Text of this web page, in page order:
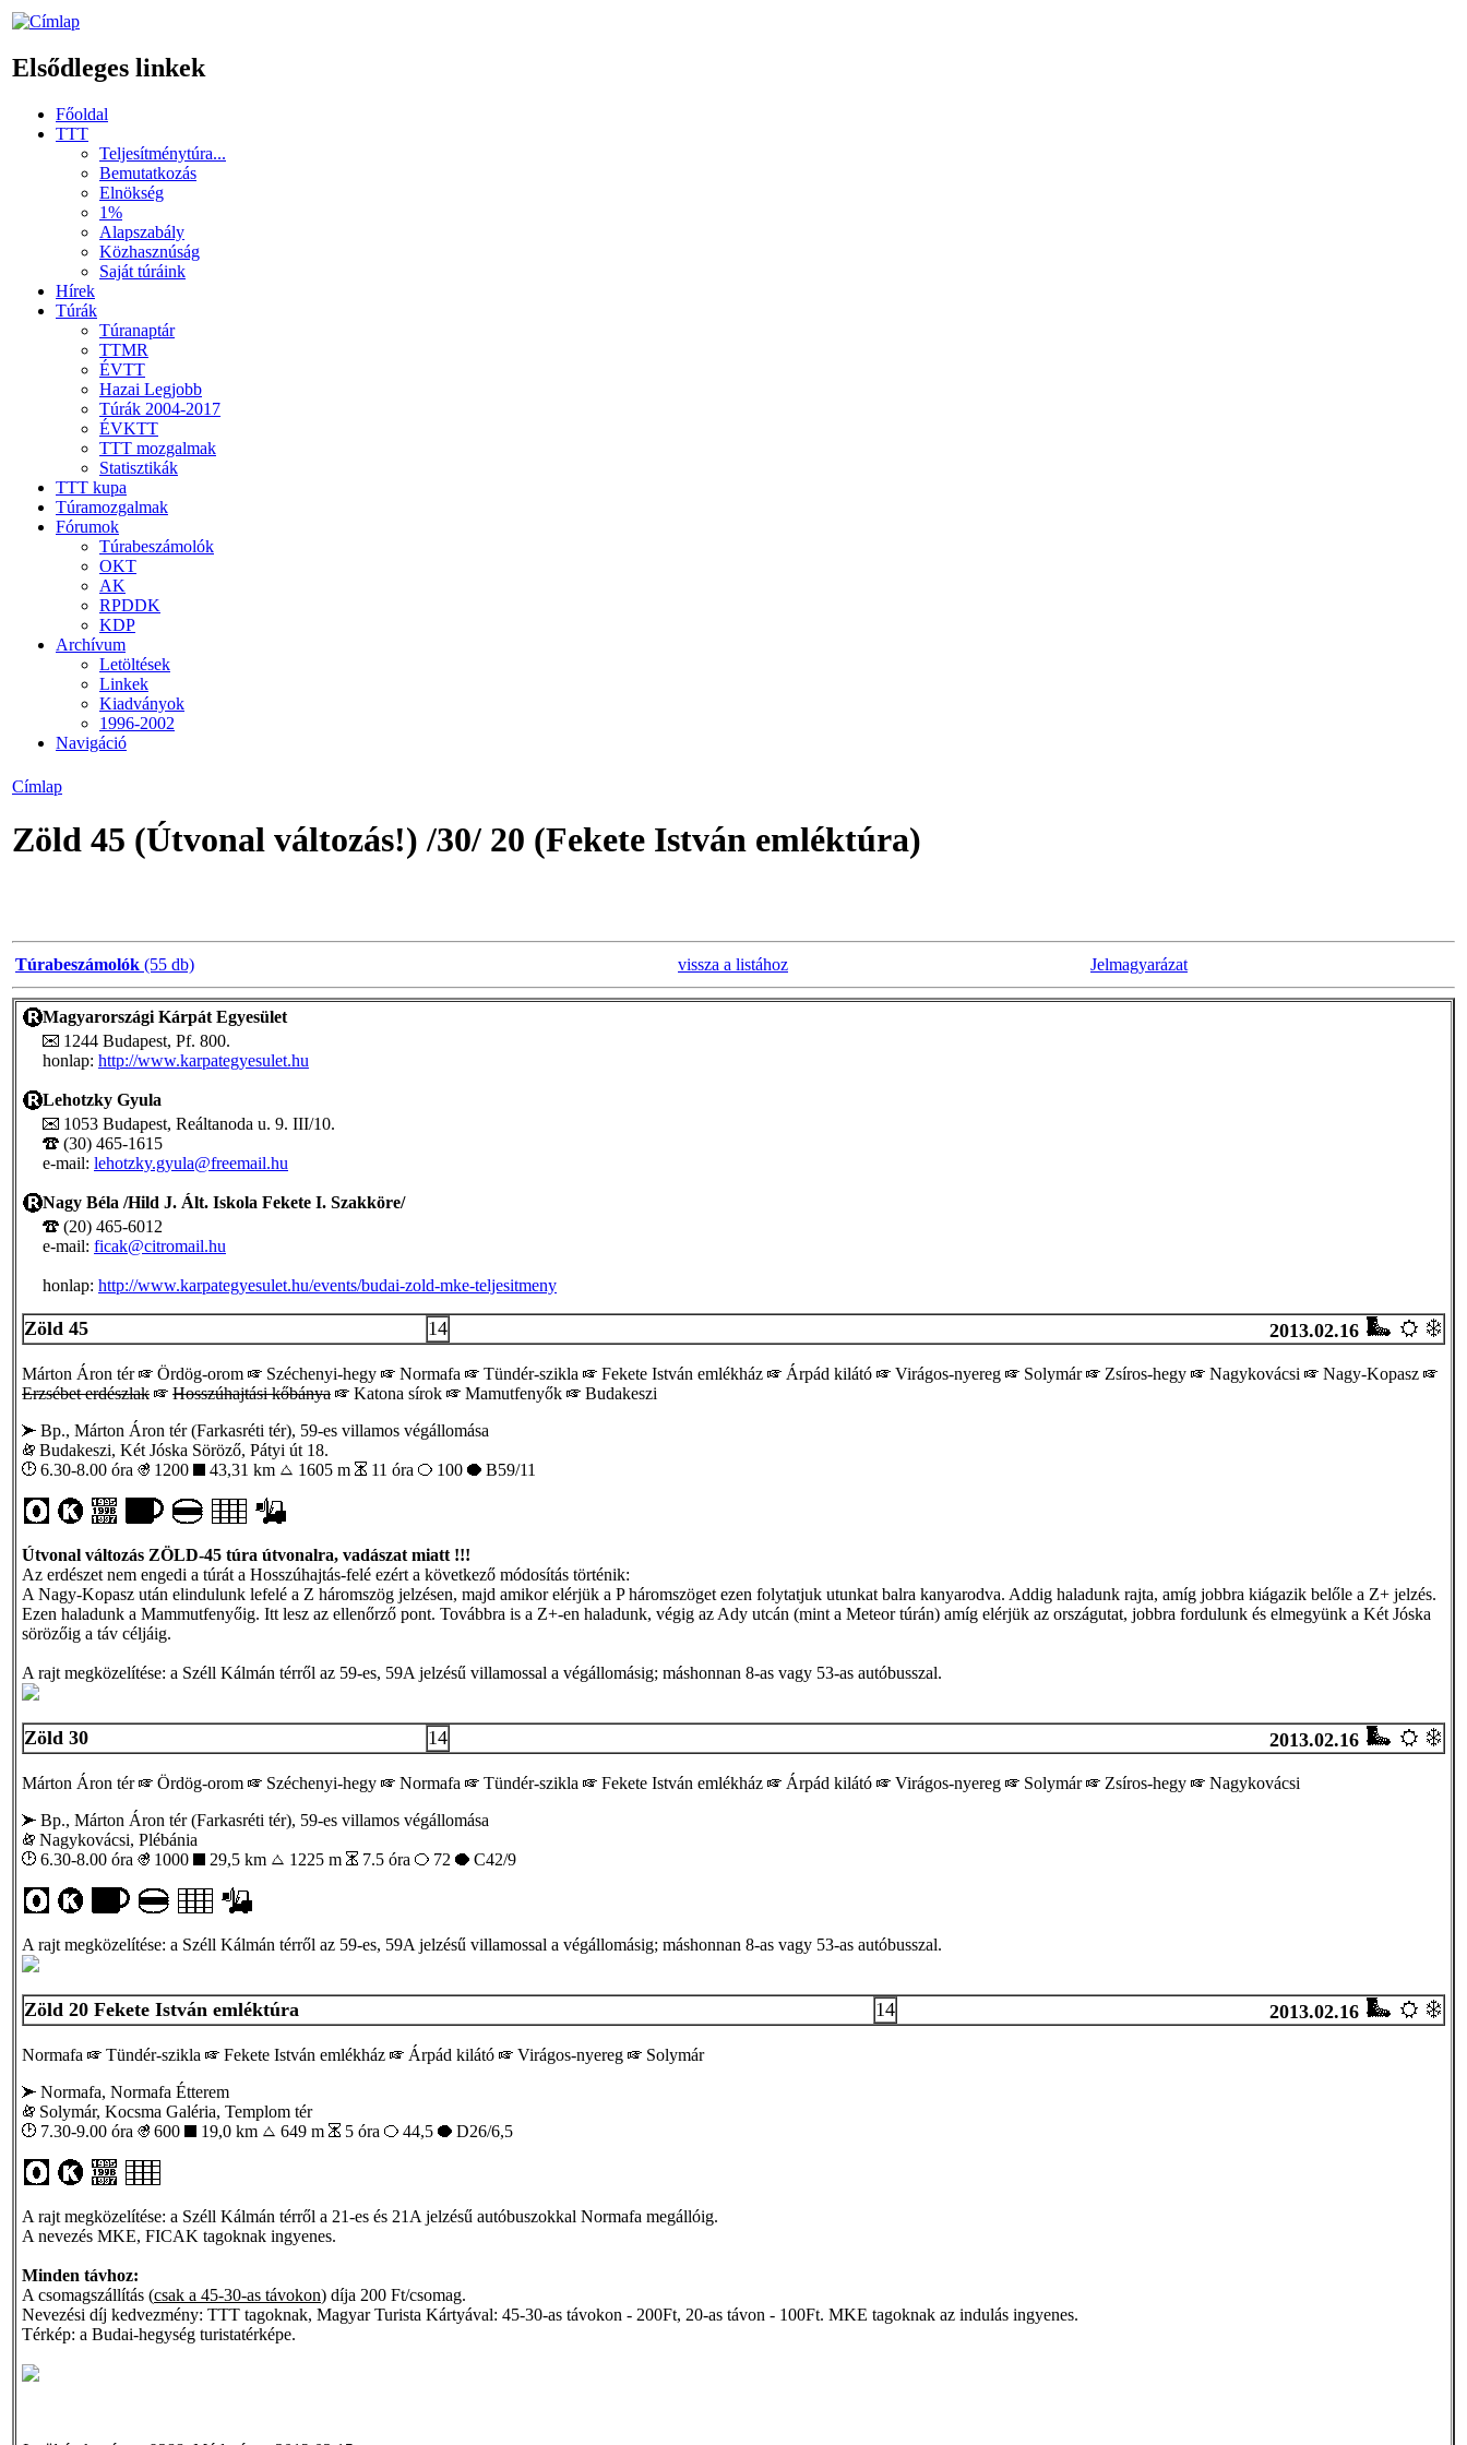
Elsődleges linkek
Főoldal
TTT
Teljesítménytúra...
Bemutatkozás
Elnökség
1%
Alapszabály
Közhasznúság
Saját túráink
Hírek
Túrák
Túranaptár
TTMR
ÉVTT
Hazai Legjobb
Túrák 2004-2017
ÉVKTT
TTT mozgalmak
Statisztikák
TTT kupa
Túramozgalmak
Fórumok
Túrabeszámolók
OKT
AK
RPDDK
KDP
Archívum
Letöltések
Linkek
Kiadványok
1996-2002
Navigáció
Címlap
Zöld 45 (Útvonal változás!) /30/ 20 (Fekete István emléktúra)
Túrabeszámolók (55 db) vissza a listához Jelmagyarázat
Magyarországi Kárpát Egyesület
1244 Budapest, Pf. 800.
honlap: http://www.karpategyesulet.hu
Lehotzky Gyula
1053 Budapest, Reáltanoda u. 9. III/10.
(30) 465-1615
e-mail: lehotzky.gyula@freemail.hu
Nagy Béla /Hild J. Ált. Iskola Fekete I. Szakköre/
(20) 465-6012
e-mail: ficak@citromail.hu
honlap: http://www.karpategyesulet.hu/events/budai-zold-mke-teljesitmeny
Zöld 45 14 2013.02.16
Márton Áron tér Ördög-orom Széchenyi-hegy Normafa Tündér-szikla Fekete István emlékház Árpád kilátó Virágos-nyereg Solymár Zsíros-hegy Nagykovácsi
Nagy-Kopasz
Erzsébet erdészlak
Hosszúhajtási kőbánya Katona sírok Mamutfenyők
Budakeszi
Bp., Márton Áron tér (Farkasréti tér), 59-es villamos végállomása
Budakeszi, Két Jóska Söröző, Pátyi út 18.
6.30-8.00 óra
1200 43,31 km 1605 m 11 óra 100 B59/11
Útvonal változás ZÖLD-45 túra útvonalra, vadászat miatt !!!
Az erdészet nem engedi a túrát a Hosszúhajtás-felé ezért a következő módosítás történik:
A Nagy-Kopasz után elindulunk lefelé a Z háromszög jelzésen, majd amikor elérjük a P háromszöget ezen folytatjuk utunkat balra kanyarodva. Addig haladunk rajta, amíg jobbra kiágazik belőle a Z+ jelzés.
Ezen haladunk a Mammutfenyőig. Itt lesz az ellenőrző pont. Továbbra is a Z+-en haladunk, végig az Ady utcán (mint a Meteor túrán) amíg elérjük az országutat, jobbra fordulunk és elmegyünk a Két Jóska
sörözőig a táv céljáig.
A rajt megközelítése: a Széll Kálmán térről az 59-es, 59A jelzésű villamossal a végállomásig; máshonnan 8-as vagy 53-as autóbusszal.
Zöld 30 14 2013.02.16
Márton Áron tér Ördög-orom Széchenyi-hegy Normafa Tündér-szikla Fekete István emlékház Árpád kilátó Virágos-nyereg Solymár Zsíros-hegy
Nagykovácsi
Bp., Márton Áron tér (Farkasréti tér), 59-es villamos végállomása
Nagykovácsi, Plébánia
6.30-8.00 óra
1000 29,5 km 1225 m 7.5 óra 72 C42/9
A rajt megközelítése: a Széll Kálmán térről az 59-es, 59A jelzésű villamossal a végállomásig; máshonnan 8-as vagy 53-as autóbusszal.
Zöld 20 Fekete István emléktúra 14 2013.02.16
Normafa Tündér-szikla Fekete István emlékház Árpád kilátó Virágos-nyereg
Solymár
Normafa, Normafa Étterem
Solymár, Kocsma Galéria, Templom tér
7.30-9.00 óra
600 19,0 km 649 m 5 óra 44,5 D26/6,5
A rajt megközelítése: a Széll Kálmán térről a 21-es és 21A jelzésű autóbuszokkal Normafa megállóig.
A nevezés MKE, FICAK tagoknak ingyenes.
Minden távhoz:
A csomagszállítás (csak a 45-30-as távokon) díja 200 Ft/csomag.
Nevezési díj kedvezmény: TTT tagoknak, Magyar Turista Kártyával: 45-30-as távokon - 200Ft, 20-as távon - 100Ft. MKE tagoknak az indulás ingyenes.
Térkép: a Budai-hegység turistatérképe.